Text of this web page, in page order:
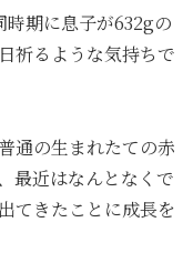
期に息子が632gの
祈るような気持ちで
通の生まれたての赤
最近はなんとなくで
てきたことに成長を